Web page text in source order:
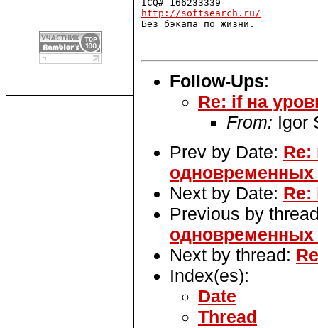
http://softsearch.ru/
Без бэкапа по жизни.
Follow-Ups:
Re: if на
From: Igor
Prev by Date: Re:
одновременных
Next by Date: Re:
Previous by
одновременных
Next by thread:
Index(es):
Date
Thread